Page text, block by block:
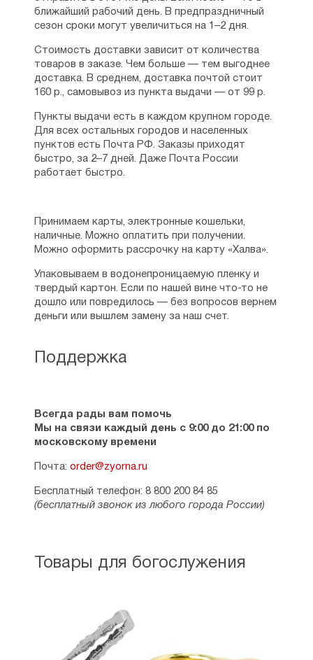
Поддержка
Всегда рады вам помочь
Мы на связи каждый день с 9:00 до 21:00 по
московскому времени
Почта: order@zyorna.ru
Бесплатный телефон: 8 800 200 84 85
(бесплатный звонок из любого города России)
ближайший рабочий день. В предпраздничный
сезон сроки могут увеличиться на 1–2 дня.
Стоимость доставки зависит от количества
товаров в заказе. Чем больше — тем выгоднее
доставка. В среднем, доставка почтой стоит
160 р., самовывоз из пункта выдачи — от 99 р.
Пункты выдачи есть в каждом крупном городе.
Для всех остальных городов и населенных
пунктов есть Почта РФ. Заказы приходят
быстро, за 2–7 дней. Даже Почта России
работает быстро.
Принимаем карты, электронные кошельки,
наличные. Можно оплатить при получении.
Можно оформить рассрочку на карту «Халва».
Упаковываем в водонепроницаемую пленку и
твердый картон. Если по нашей вине что-то не
дошло или повредилось — без вопросов вернем
деньги или вышлем замену за наш счет.
Товары для богослужения